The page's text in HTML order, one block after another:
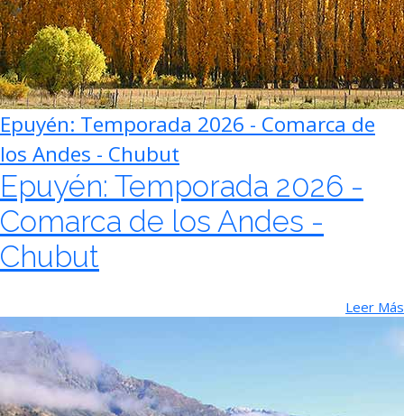
Epuyén: Temporada 2026 - Comarca de
los Andes - Chubut
Epuyén: Temporada 2026 -
Comarca de los Andes -
Chubut
Leer Más